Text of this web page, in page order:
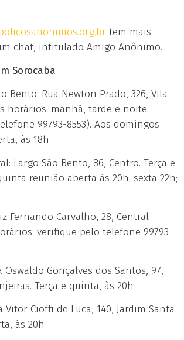
tem mais
chat, intitulado Amigo Anônimo.
Sorocaba
Bento: Rua Newton Prado, 326, Vila
horários: manhã, tarde e noite
99793-8553). Aos domingos
às 18h
Largo São Bento, 86, Centro. Terça e
reunião aberta às 20h; sexta 22h;
Fernando Carvalho, 28, Central
verifique pelo telefone 99793-
Gonçalves dos Santos, 97,
Terça e quinta, às 20h
Vitor Cioffi de Luca, 140, Jardim Santa
às 20h